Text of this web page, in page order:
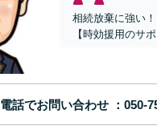
相続放棄に強い
【時効援用のサ
電話でお問い合わせ